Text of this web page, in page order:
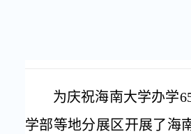
为庆祝海南大学办学
学部等地分展区开展了海